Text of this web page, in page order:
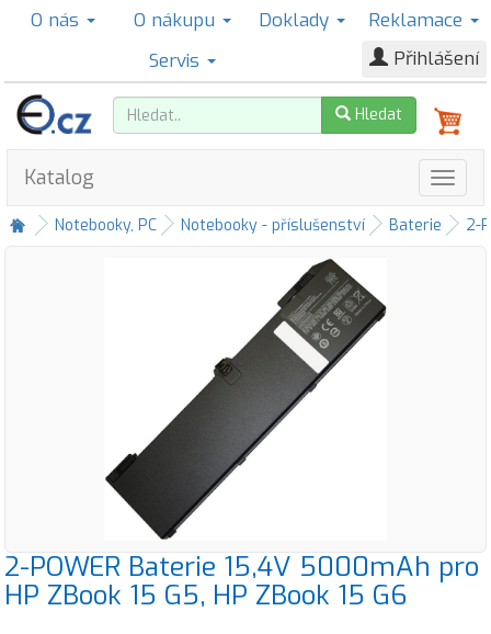
O nás O nákupu Doklady
Reklamace
Servis
Přihlášení
Hledat
Katalog
Notebooky, PC Notebooky - příslušenství Baterie 2-
2-POWER Baterie 15,4V 5000mAh pro
HP ZBook 15 G5, HP ZBook 15 G6